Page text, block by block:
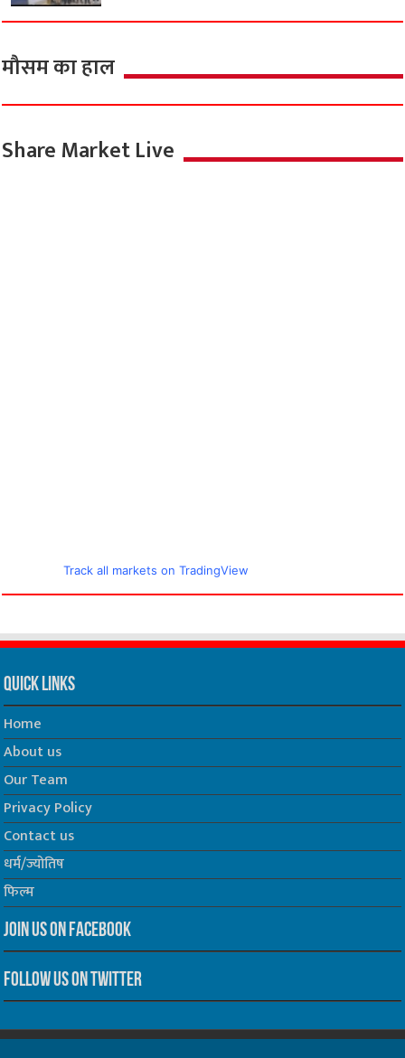
मौसम का हाल
Share Market Live
Track all markets on TradingView
Quick Links
Home
About us
Our Team
Privacy Policy
Contact us
धर्म/ज्योतिष
फिल्म
Join us on Facebook
Follow us on Twitter